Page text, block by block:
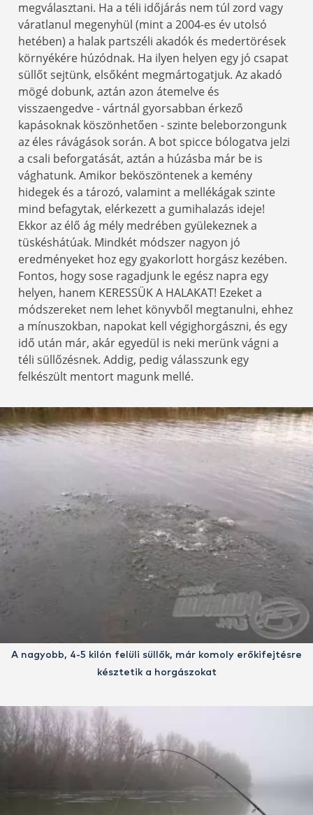
megválasztani. Ha a téli időjárás nem túl zord vagy
váratlanul megenyhül (mint a 2004-es év utolsó
hetében) a halak partszéli akadók és medertörések
környékére húzódnak. Ha ilyen helyen egy jó csapat
süllőt sejtünk, elsőként megmártogatjuk. Az akadó
mögé dobunk, aztán azon átemelve és
visszaengedve - vártnál gyorsabban érkező
kapásoknak köszönhetően - szinte beleborzongunk
az éles rávágások során. A bot spicce bólogatva jelzi
a csali beforgatását, aztán a húzásba már be is
vághatunk. Amikor beköszöntenek a kemény
hidegek és a tározó, valamint a mellékágak szinte
mind befagytak, elérkezett a gumihalazás ideje!
Ekkor az élő ág mély medrében gyülekeznek a
tüskéshátúak. Mindkét módszer nagyon jó
eredményeket hoz egy gyakorlott horgász kezében.
Fontos, hogy sose ragadjunk le egész napra egy
helyen, hanem KERESSÜK A HALAKAT! Ezeket a
módszereket nem lehet könyvből megtanulni, ehhez
a mínuszokban, napokat kell végighorgászni, és egy
idő után már, akár egyedül is neki merünk vágni a
téli süllőzésnek. Addig, pedig válasszunk egy
felkészült mentort magunk mellé.
A nagyobb, 4-5 kilón felüli süllők, már komoly erőkifejtésre
késztetik a horgászokat